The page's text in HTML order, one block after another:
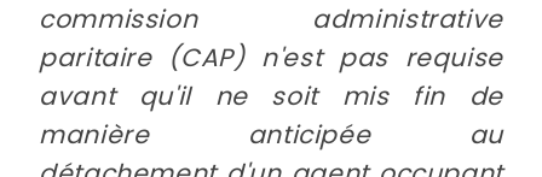
commission administrative
paritaire (CAP) n'est pas requise
avant qu'il ne soit mis fin de
manière anticipée au